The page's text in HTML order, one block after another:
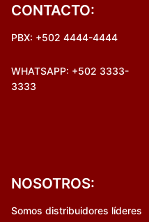
CONTACTO:
PBX: +502 4444-4444
WHATSAPP: +502 3333-
3333
NOSOTROS:
Somos distribuidores líderes